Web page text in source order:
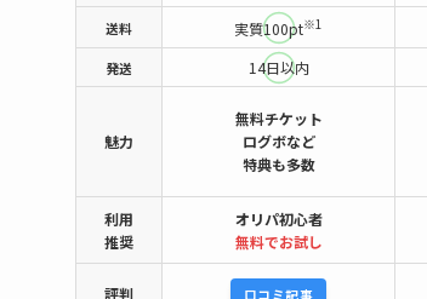
送料 実質100pt※1
発送 14日以内
魅力
無料チケット
ログボなど
特典も多数
利用
推奨
オリパ初心者
無料でお試し
評判 口コミ記事